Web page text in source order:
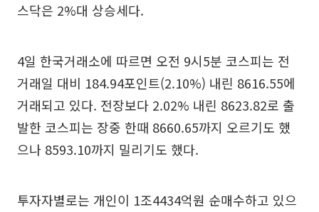
스닥은 2%대 상승세다.
4일 한국거래소에 따르면 오전 9시5분 코스피는 전
거래일 대비 184.94포인트(2.10%) 내린 8616.55에
거래되고 있다. 전장보다 2.02% 내린 8623.82로 출
발한 코스피는 장중 한때 8660.65까지 오르기도 했
으나 8593.10까지 밀리기도 했다.
투자자별로는 개인이 1조4434억원 순매수하고 있으